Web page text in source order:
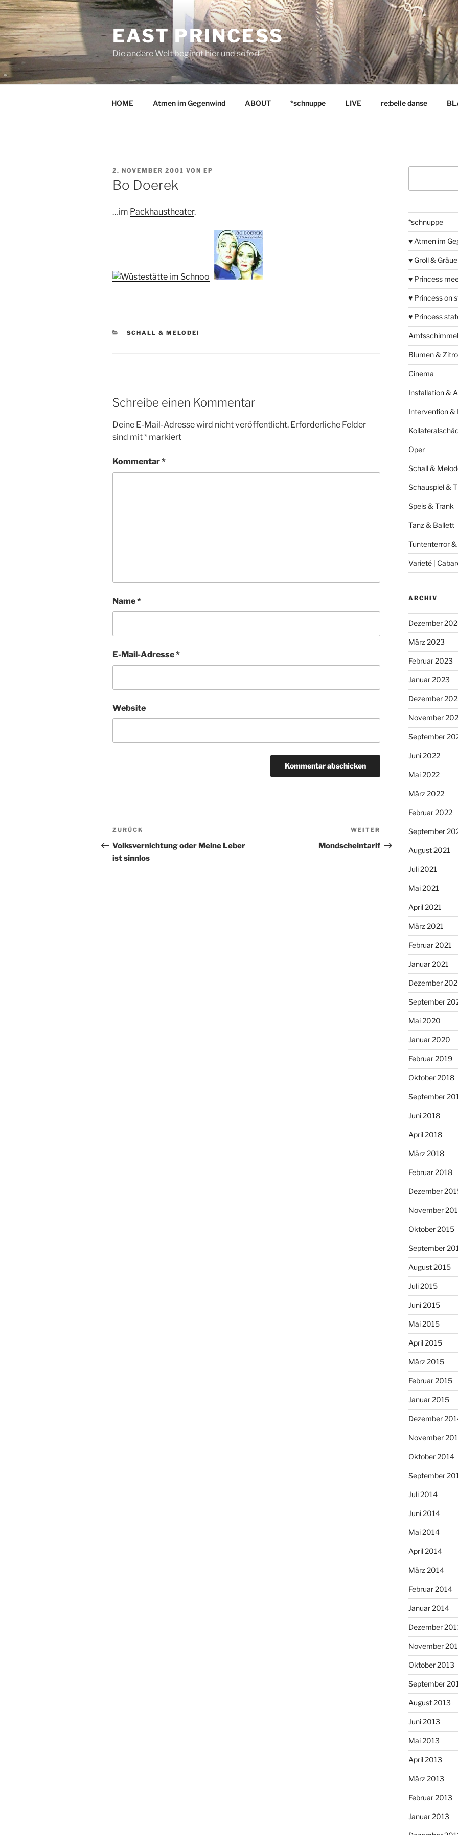
Zum
Inhalt
springen
EAST PRINCESS
Die andere Welt beginnt hier und sofort
HOME Atmen im Gegenwind ABOUT *schnuppe LIVE re:belle danse
VERÖFFENTLICHT
AM
2. NOVEMBER 2001 VON EP
Bo Doerek
…im Packhaustheater.
KATEGORIEN
SCHALL & MELODEI
Schreibe einen Kommentar
Deine E-Mail-Adresse wird nicht veröffentlicht. Erforderliche Felder
sind mit* markiert
Kommentar*
Name*
E-Mail-Adresse*
Website
Beitragsnavigation
Vorheriger
Beitrag
ZURÜCK
Volksvernichtung oder Meine Leber
ist sinnlos
Nächster
Beitrag
WEITER
Mondscheintarif
*schnuppe
♥ Atmen im
♥ Groll &
♥ Princess
♥ Princess on
♥ Princess
Amtsschimmel
Blumen &
Cinema
Installation &
Intervention &
Oper
Schall &
Schauspiel &
Speis & Trank
Tanz & Ballett
Tuntenterror &
Varieté |
ARCHIV
Dezember
März 2023
Februar 2023
Januar 2023
Dezember
November
September
Juni 2022
Mai 2022
März 2022
Februar 2022
September
August 2021
Juli 2021
Mai 2021
April 2021
März 2021
Februar 2021
Januar 2021
Dezember
September
Mai 2020
Januar 2020
Februar 2019
Oktober 2018
September
Juni 2018
April 2018
März 2018
Februar 2018
Dezember
November
Oktober 2015
September
August 2015
Juli 2015
Juni 2015
Mai 2015
April 2015
März 2015
Februar 2015
Januar 2015
Dezember
November
Oktober 2014
September
Juli 2014
Juni 2014
Mai 2014
April 2014
März 2014
Februar 2014
Januar 2014
Dezember
November
Oktober 2013
September
August 2013
Juni 2013
Mai 2013
April 2013
März 2013
Februar 2013
Januar 2013